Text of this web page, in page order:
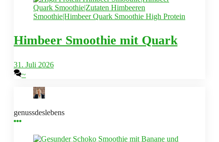
Himbeer Smoothie mit Quark
31. Juli 2026
~
genussdeslebens